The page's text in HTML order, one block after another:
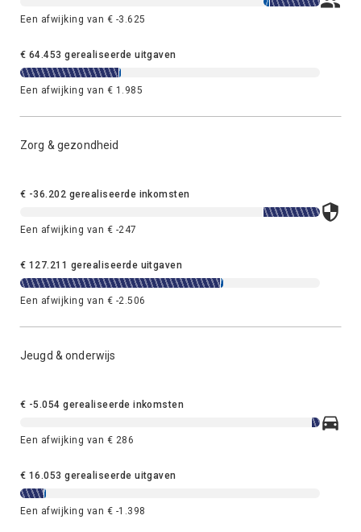
Een afwijking van € -3.625
€ 64.453 gerealiseerde uitgaven
Een afwijking van € 1.985
Zorg & gezondheid
€ -36.202 gerealiseerde inkomsten
Een afwijking van € -247
€ 127.211 gerealiseerde uitgaven
Een afwijking van € -2.506
Jeugd & onderwijs
€ -5.054 gerealiseerde inkomsten
Een afwijking van € 286
€ 16.053 gerealiseerde uitgaven
Een afwijking van € -1.398